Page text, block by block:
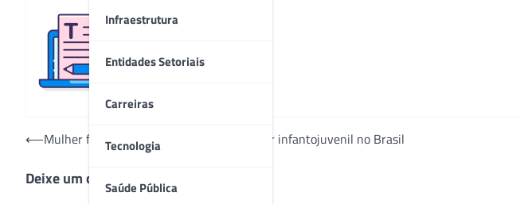
Infraestrutura
Entidades Setoriais
Carreiras
Tecnologia
Saúde Pública
Navegação
Post
⟵Mulher faz história na luta contra o câncer infantojuvenil no Brasil
Deixe um comentário